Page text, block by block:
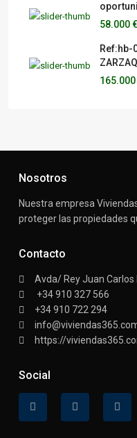
58.000 €
Ref:hb-
165.000
Nosotros
Nuestra empresa
proteger las propiedades
Contacto
Avda/ Rey Juan Carlos
+34 910 327 566
+34 910 722 294
https://
Social